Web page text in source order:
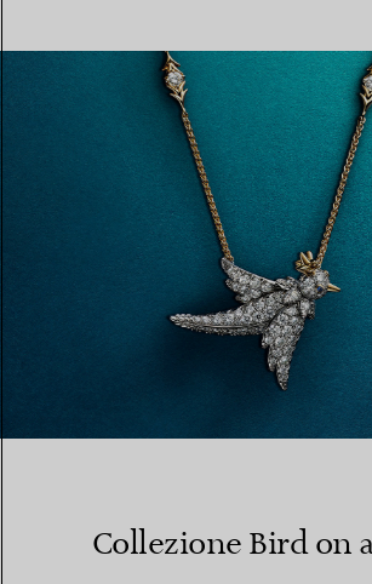
PER SAPERNE DI PIÙ
Collezione Bird on